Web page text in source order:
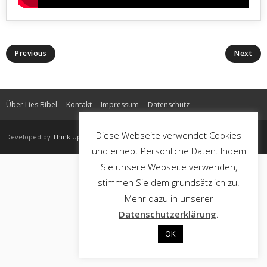
Previous Next
Über Lies Bibel Kontakt Impressum Datenschutz
Developed by Think Up Themes Ltd . Powered byWordPress.
Diese Webseite verwendet Cookies
und erhebt Persönliche Daten. Indem
Sie unsere Webseite verwenden,
stimmen Sie dem grundsätzlich zu.
Mehr dazu in unserer
Datenschutzerklärung.
OK